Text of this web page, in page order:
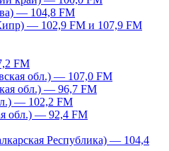
— 104,8 FM
— 102,9 FM и 107,9 FM
FM
обл.) — 107,0 FM
обл.) — 96,7 FM
— 102,2 FM
обл.) — 92,4 FM
Республика) — 104,4